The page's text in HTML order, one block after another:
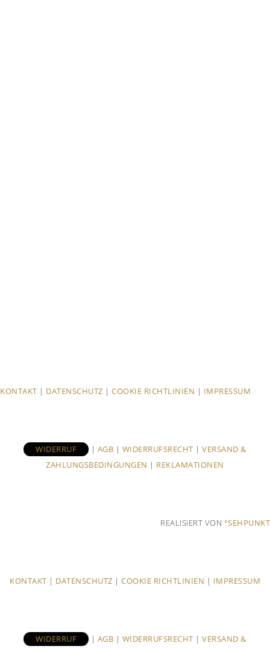
KONTAKT | DATENSCHUTZ | COOKIE RICHTLINIEN | IMPRESSUM
WIDERRUF | AGB | WIDERRUFSRECHT |VERSAND &
ZAHLUNGSBEDINGUNGEN | REKLAMATIONEN
REALISIERT VON °SEHPUNKT
KONTAKT | DATENSCHUTZ | COOKIE RICHTLINIEN | IMPRESSUM
WIDERRUF | AGB | WIDERRUFSRECHT |VERSAND &